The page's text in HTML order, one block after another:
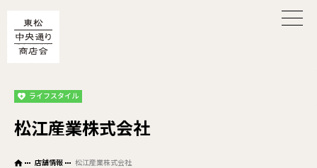
ライフスタイル
松江産業株式会社
店舗情報 松江産業株式会社